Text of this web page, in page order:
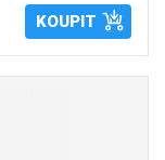
KOUPIT